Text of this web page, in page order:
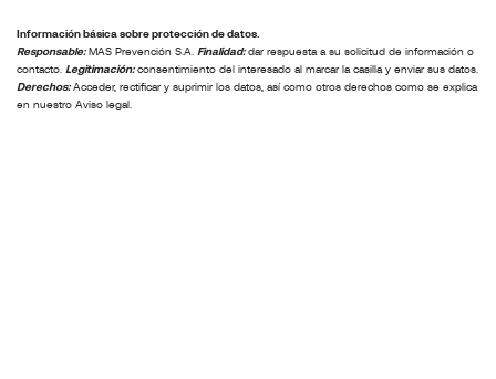
Información básica sobre protección de datos.
Responsable: MAS Prevención S.A. Finalidad: dar respuesta a su solicitud de información o
contacto. Legitimación: consentimiento del interesado al marcar la casilla y enviar sus datos.
Derechos: Acceder, rectificar y suprimir los datos, así como otros derechos como se explica
en nuestro Aviso legal.